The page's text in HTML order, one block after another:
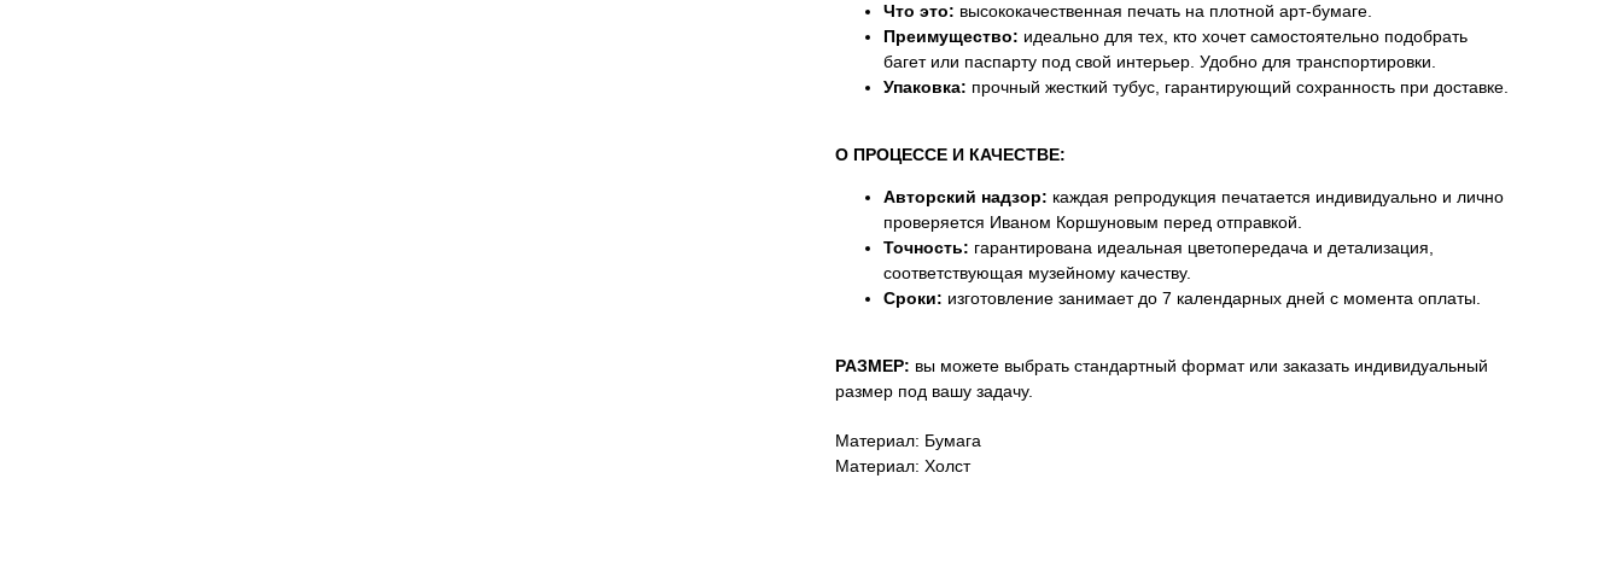
Что это: высококачественная печать на плотной арт-бумаге.
Преимущество: идеально для тех, кто хочет самостоятельно подобрать
багет или паспарту под свой интерьер. Удобно для транспортировки.
Упаковка: прочный жесткий тубус, гарантирующий сохранность при доставке.
О ПРОЦЕССЕ И КАЧЕСТВЕ:
Авторский надзор: каждая репродукция печатается индивидуально и лично
проверяется Иваном Коршуновым перед отправкой.
Точность: гарантирована идеальная цветопередача и детализация,
соответствующая музейному качеству.
Сроки: изготовление занимает до 7 календарных дней с момента оплаты.
РАЗМЕР: вы можете выбрать стандартный формат или заказать индивидуальный
размер под вашу задачу.
Материал: Бумага
Материал: Холст